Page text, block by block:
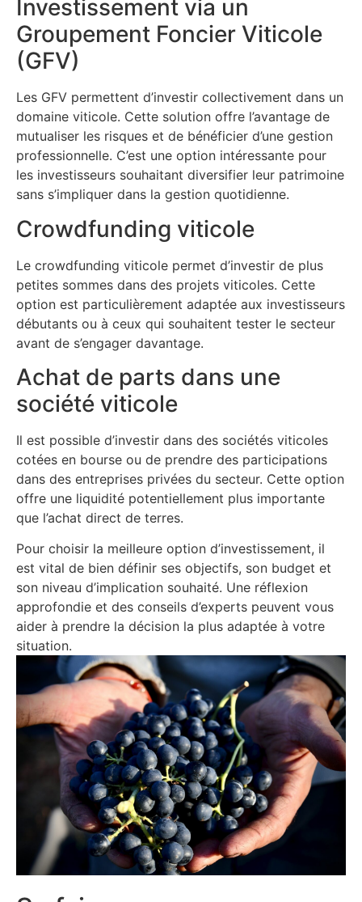
Investissement via un
Groupement Foncier Viticole
(GFV)
Les GFV permettent d’investir collectivement dans un
domaine viticole. Cette solution offre l’avantage de
mutualiser les risques et de bénéficier d’une gestion
professionnelle. C’est une option intéressante pour
les investisseurs souhaitant diversifier leur patrimoine
sans s’impliquer dans la gestion quotidienne.
Crowdfunding viticole
Le crowdfunding viticole permet d’investir de plus
petites sommes dans des projets viticoles. Cette
option est particulièrement adaptée aux investisseurs
débutants ou à ceux qui souhaitent tester le secteur
avant de s’engager davantage.
Achat de parts dans une
société viticole
Il est possible d’investir dans des sociétés viticoles
cotées en bourse ou de prendre des participations
dans des entreprises privées du secteur. Cette option
offre une liquidité potentiellement plus importante
que l’achat direct de terres.
Pour choisir la meilleure option d’investissement, il
est vital de bien définir ses objectifs, son budget et
son niveau d’implication souhaité. Une réflexion
approfondie et des conseils d’experts peuvent vous
aider à prendre la décision la plus adaptée à votre
situation.